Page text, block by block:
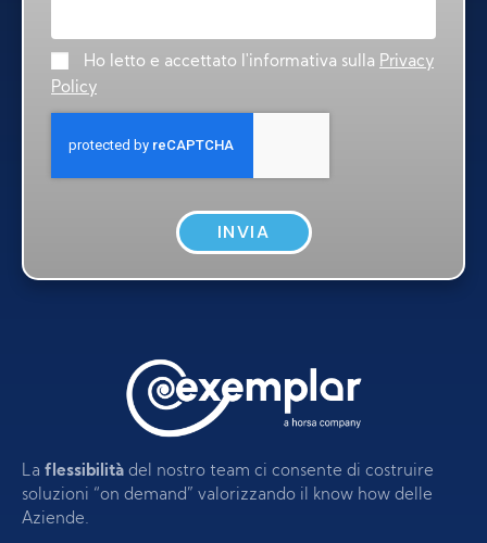
Ho letto e accettato l'informativa sulla Privacy
Policy
INVIA
La flessibilità del nostro team ci consente di costruire
soluzioni “on demand” valorizzando il know how delle
Aziende.